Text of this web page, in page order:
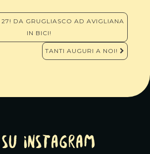
DA GRUGLIASCO AD AVIGLIANA
IN BICI!
TANTI AUGURI A NOI!
Instagram